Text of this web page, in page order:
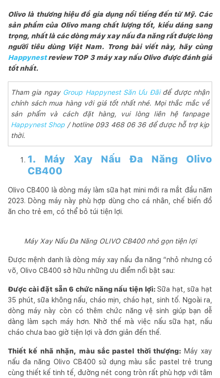
Olivo là thương hiệu đồ gia dụng nổi tiếng đến từ Mỹ. Các
sản phẩm của Olivo mang chất lượng tốt, kiểu dáng sang
trọng, nhất là các dòng máy xay nấu đa năng rất được lòng
người tiêu dùng Việt Nam. Trong bài viết này, hãy cùng
Happynestreview TOP 3 máy xay nấu Olivo được đánh giá
tốt nhất.
Tham gia ngay Group Happynest Săn Ưu Đãi để được nhận
chính sách mua hàng với giá tốt nhất nhé. Mọi thắc mắc về
sản phẩm và cách đặt hàng, vui lòng liên hệ fanpage
Happynest Shop / hotline 093 468 06 36 để được hỗ trợ kịp
thời.
1. Máy Xay Nấu Đa Năng Olivo
CB400
Olivo CB400 là dòng máy làm sữa hạt mini mới ra mắt đầu năm
2023. Dòng máy này phù hợp dùng cho cá nhân, chế biến đồ
ăn cho trẻ em, có thể bỏ túi tiện lợi.
Máy Xay Nấu Đa Năng OLIVO CB400 nhỏ gọn tiện lợi
Được mệnh danh là dòng máy xay nấu đa năng “nhỏ nhưng có
võ, Olivo CB400 sở hữu những ưu điểm nổi bật sau:
Được cài đặt sẵn 6 chức năng nấu tiện lợi:Sữa hạt, sữa hạt
35 phút, sữa không nấu, cháo mịn, cháo hạt, sinh tố. Ngoài ra,
dòng máy này còn có thêm chức năng vệ sinh giúp bạn dễ
dàng làm sạch máy hơn. Nhờ thế mà việc nấu sữa hạt, nấu
cháo chưa bao giờ tiện lợi và đơn giản đến thế.
Thiết kế nhã nhặn, màu sắc pastel thời thượng: Máy xay
nấu đa năng Olivo CB400 sử dụng màu sắc pastel trẻ trung
cùng thiết kế tinh tế, đường nét cong tròn rất phù hợp với tâm